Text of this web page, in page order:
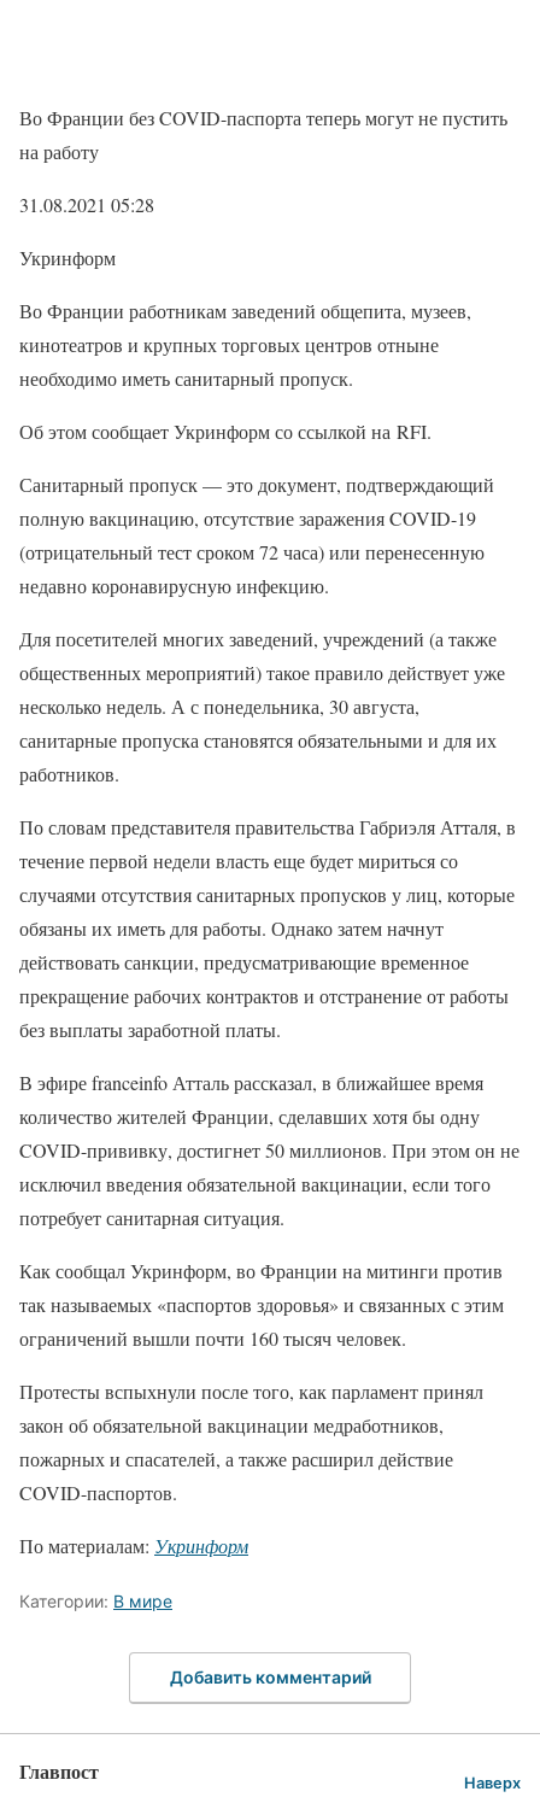
Во Франции без COVID-паспорта теперь могут не пустить
на работу
31.08.2021 05:28
Укринформ
Во Франции работникам заведений общепита, музеев,
кинотеатров и крупных торговых центров отныне
необходимо иметь санитарный пропуск.
Об этом сообщает Укринформ со ссылкой на RFI.
Санитарный пропуск — это документ, подтверждающий
полную вакцинацию, отсутствие заражения COVID-19
(отрицательный тест сроком 72 часа) или перенесенную
недавно коронавирусную инфекцию.
Для посетителей многих заведений, учреждений (а также
общественных мероприятий) такое правило действует уже
несколько недель. А с понедельника, 30 августа,
санитарные пропуска становятся обязательными и для их
работников.
По словам представителя правительства Габриэля Атталя, в
течение первой недели власть еще будет мириться со
случаями отсутствия санитарных пропусков у лиц, которые
обязаны их иметь для работы. Однако затем начнут
действовать санкции, предусматривающие временное
прекращение рабочих контрактов и отстранение от работы
без выплаты заработной платы.
В эфире franceinfo Атталь рассказал, в ближайшее время
количество жителей Франции, сделавших хотя бы одну
COVID-прививку, достигнет 50 миллионов. При этом он не
исключил введения обязательной вакцинации, если того
потребует санитарная ситуация.
Как сообщал Укринформ, во Франции на митинги против
так называемых «паспортов здоровья» и связанных с этим
ограничений вышли почти 160 тысяч человек.
Протесты вспыхнули после того, как парламент принял
закон об обязательной вакцинации медработников,
пожарных и спасателей, а также расширил действие
COVID-паспортов.
По материалам: Укринформ
Категории: В мире
Добавить комментарий
Главпост Наверх